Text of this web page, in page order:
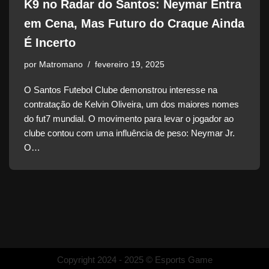
K9 no Radar do Santos: Neymar Entra
em Cena, Mas Futuro do Craque Ainda
É Incerto
por Matromano fevereiro 19, 2025
O Santos Futebol Clube demonstrou interesse na
contratação de Kelvin Oliveira, um dos maiores nomes
do fut7 mundial. O movimento para levar o jogador ao
clube contou com uma influência de peso: Neymar Jr.
O…
Copyright 2024 - 2025 © Esports Game